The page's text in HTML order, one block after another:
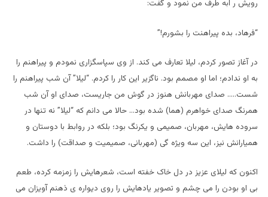
رویش ر ابه طرف من نمود و گفت:
“فرهاد، بده پیراهنت را بشورم!”
در آغاز تصور کردم، لیلا تعارف می کند. از وی سپاسگزاری نمودم و پیراهنم را
به او ندادم؛ اما او مصمم بود. ناگزیر این کار را کردم. “لیلا” آن شب پیراهنم را
شست….. صدای مهربانش هنوز در گوش من جاریست، صدای او آن شب
همرنگ صدای خواهرم (هما) شده بود… حالا می دانم که “لیلا” نه تنها در
سروده هایش، مهربان، صمیمی و یکرنگ بود؛ بلکه در روابط با دوستان و
همیارانش نیز، این سه ویژه گی (مهربانی، صمیمیت و صداقت) را داشت.
اکنون که لیلای عزیز در دل خاک خفته است، شعرهایش را زمزمه کرده، طعم
بی او بودن را می چشم و تصویر یادهایش را روی دیواره ی ذهنم آویزان می